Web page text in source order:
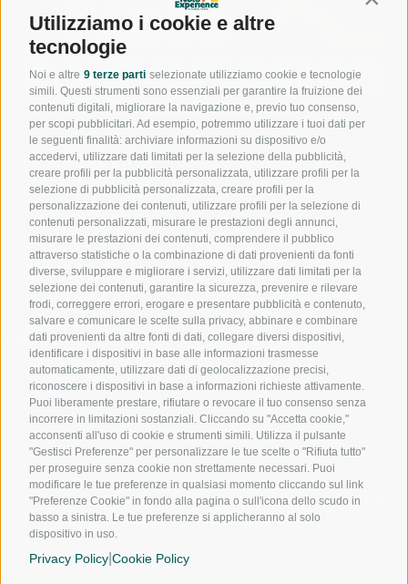
Utilizziamo i cookie e altre
tecnologie
Noi e altre 9 terze parti selezionate utilizziamo cookie e tecnologie
simili. Questi strumenti sono essenziali per garantire la fruizione dei
contenuti digitali, migliorare la navigazione e, previo tuo consenso,
per scopi pubblicitari. Ad esempio, potremmo utilizzare i tuoi dati per
le seguenti finalità: archiviare informazioni su dispositivo e/o
accedervi, utilizzare dati limitati per la selezione della pubblicità,
creare profili per la pubblicità personalizzata, utilizzare profili per la
selezione di pubblicità personalizzata, creare profili per la
personalizzazione dei contenuti, utilizzare profili per la selezione di
contenuti personalizzati, misurare le prestazioni degli annunci,
misurare le prestazioni dei contenuti, comprendere il pubblico
attraverso statistiche o la combinazione di dati provenienti da fonti
diverse, sviluppare e migliorare i servizi, utilizzare dati limitati per la
selezione dei contenuti, garantire la sicurezza, prevenire e rilevare
frodi, correggere errori, erogare e presentare pubblicità e contenuto,
salvare e comunicare le scelte sulla privacy, abbinare e combinare
dati provenienti da altre fonti di dati, collegare diversi dispositivi,
identificare i dispositivi in base alle informazioni trasmesse
automaticamente, utilizzare dati di geolocalizzazione precisi,
riconoscere i dispositivi in base a informazioni richieste attivamente.
Puoi liberamente prestare, rifiutare o revocare il tuo consenso senza
incorrere in limitazioni sostanziali. Cliccando su "Accetta cookie,"
acconsenti all'uso di cookie e strumenti simili. Utilizza il pulsante
"Gestisci Preferenze" per personalizzare le tue scelte o "Rifiuta tutto"
per proseguire senza cookie non strettamente necessari. Puoi
modificare le tue preferenze in qualsiasi momento cliccando sul link
"Preferenze Cookie" in fondo alla pagina o sull'icona dello scudo in
basso a sinistra. Le tue preferenze si applicheranno al solo
dispositivo in uso.
Privacy Policy Cookie Policy
800
944
550
391
1017
240
NOLEGGIO A LUNGO TERMINENOLEGGIO MENSILE
NOLEGGIO A BREVE TERMINE
SEDI